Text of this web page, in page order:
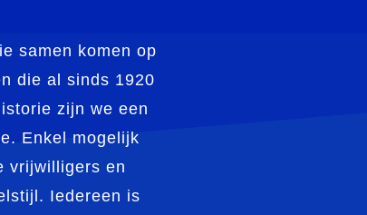
samen komen op
die al sinds 1920
zijn we een
Enkel mogelijk
vrijwilligers en
Iedereen is